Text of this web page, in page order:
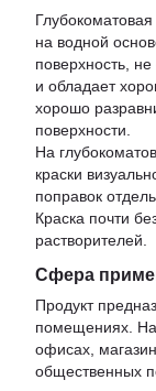
на водной
поверхность, не
и обладает
хорошо
поверхности.
На
краски
поправок
Краска почти
растворителей.
Сфера
Продукт
помещениях.
офисах,
общественных